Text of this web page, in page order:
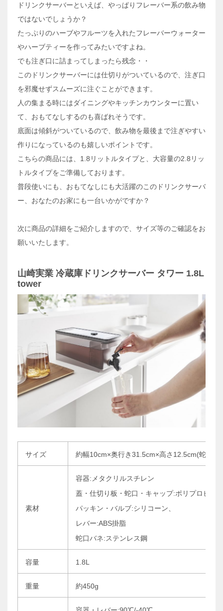
ドリンクサーバーといえば、やっぱりフレーバー系の飲み物
ではないでしょうか？
たっぷりのハーブやフルーツを入れたフレーバーウォーター
やハーブティーを作ってみたいですよね。
でも注ぎ口に詰まってしまったら残念・・
このドリンクサーバーには仕切りがついているので、注ぎ口
を邪魔せずスムーズに注ぐことができます。
人の集まる時にはダイニングやキッチンカウンターに置い
て、おもてなしするのも喜ばれそうです。
底面は傾斜がついているので、飲み物を最後まで注ぎやすい
作りになっているのも嬉しいポイントです。
こちらの商品には、1.8リットルタイプと、大容量の2.8リッ
トルタイプをご準備しております。
普段使いにも、おもてなしにも大活躍のこのドリンクサーバ
ー、おなたのお家にも一台いかがですか？
次に商品の詳細をご紹介しますので、サイズ等のご確認をお
願いいたします。
山崎実業 冷蔵庫ドリンクサーバー タワー 1.8L
tower
サイズ 約幅10cm×奥行き31.5cm×高さ12.5cm(蛇口、
素材
容器:メタクリルスチレン
蓋・仕切り板・蛇口・キャップ:ポリプロピレ
パッキン・バルブ:シリコーン、
レバー:ABS掛脂
蛇口バネ:ステンレス鋼
容量 1.8L
重量 約450g